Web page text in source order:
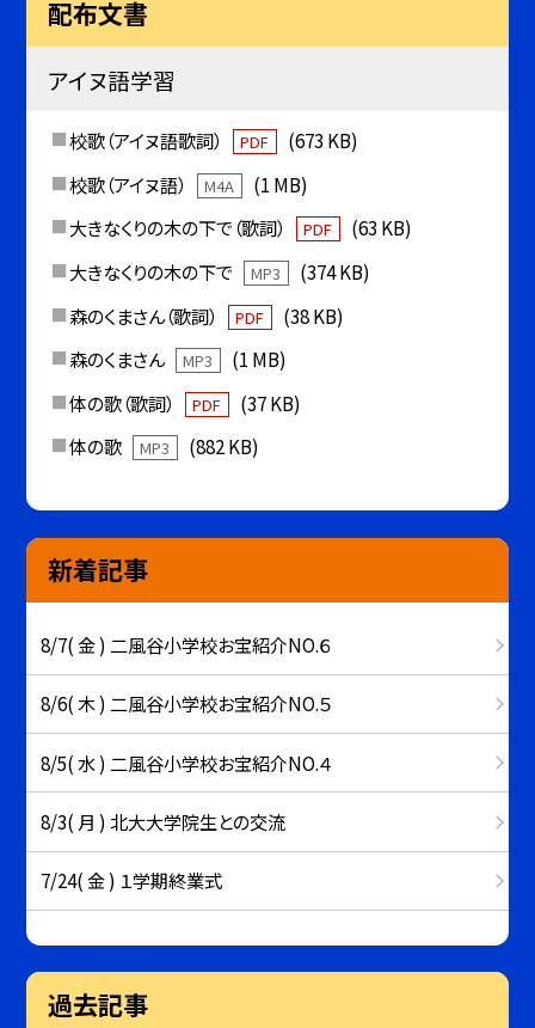
配布文書
アイヌ語学習
校歌（アイヌ語歌詞） PDF
(673 KB)
校歌（アイヌ語）
M4A
(1 MB)
大きなくりの木の下で（歌詞）
PDF
(63 KB)
大きなくりの木の下で
MP3
(374 KB)
森のくまさん（歌詞）
PDF
(38 KB)
森のくまさん
MP3
(1 MB)
体の歌（歌詞）
PDF
(37 KB)
体の歌
MP3 (882 KB)
新着記事
8/7( 金 ) 二風谷小学校お宝紹介NO.６
8/6( 木 ) 二風谷小学校お宝紹介NO.５
8/5( 水 ) 二風谷小学校お宝紹介NO.４
8/3( 月 ) 北大大学院生との交流
7/24( 金 ) １学期終業式
過去記事